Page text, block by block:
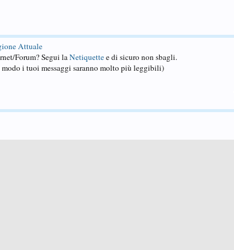
Attuale
Forum? Segui laNetiquettee di sicuro non sbagli.
modo i tuoi messaggi saranno molto più leggibili)